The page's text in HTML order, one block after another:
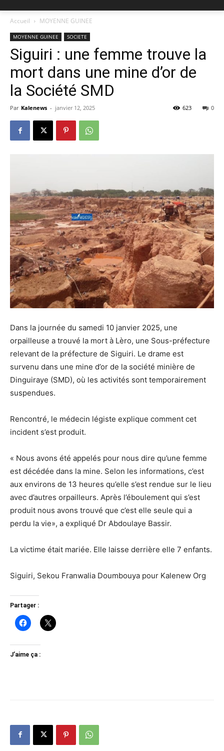
Accueil MOYENNE GUINEE
MOYENNE GUINEE SOCIETE
Siguiri : une femme trouve la
mort dans une mine d’or de
la Société SMD
Par Kalenews - janvier 12, 2025 0
623
Dans la journée du samedi 10 janvier 2025, une
orpailleuse a trouvé la mort à Lèro, une Sous-préfecture
relevant de la préfecture de Siguiri. Le drame est
survenu dans une mine d’or de la société minière de
Dinguiraye (SMD), où les activités sont temporairement
suspendues.
Rencontré, le médecin légiste explique comment cet
incident s’est produit.
« Nous avons été appelés pour nous dire qu’une femme
est décédée dans la mine. Selon les informations, c’est
aux environs de 13 heures qu’elle s’est rendue sur le lieu
avec d’autres orpailleurs. Après l’éboulement qui s’est
produit nous avons trouvé que c’est elle seule qui a
perdu la vie», a expliqué Dr Abdoulaye Bassir.
La victime était mariée. Elle laisse derrière elle 7 enfants.
Siguiri, Sekou Franwalia Doumbouya pour Kalenew Org
Partager :
J’aime ça :